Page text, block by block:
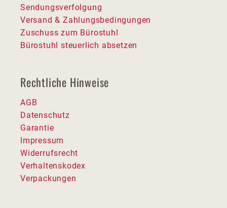
Sendungsverfolgung
Versand & Zahlungsbedingungen
Zuschuss zum Bürostuhl
Bürostuhl steuerlich absetzen
Rechtliche Hinweise
AGB
Datenschutz
Garantie
Impressum
Widerrufsrecht
Verhaltenskodex
Verpackungen